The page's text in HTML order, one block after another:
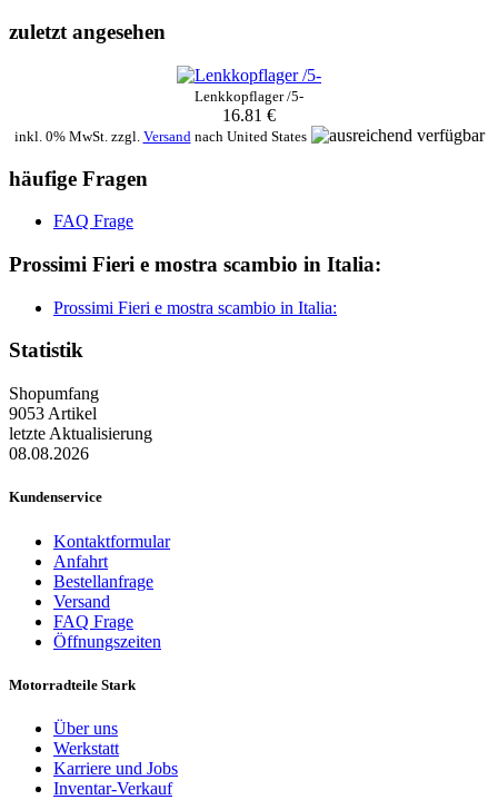
zuletzt angesehen
Lenkkopflager /5-
16.81 €
inkl. 0% MwSt. zzgl. Versand nach United States
häufige Fragen
FAQ Frage
Prossimi Fieri e mostra scambio in Italia:
Prossimi Fieri e mostra scambio in Italia:
Statistik
Shopumfang
9053 Artikel
letzte Aktualisierung
08.08.2026
Kundenservice
Kontaktformular
Anfahrt
Bestellanfrage
Versand
FAQ Frage
Öffnungszeiten
Motorradteile Stark
Über uns
Werkstatt
Karriere und Jobs
Inventar-Verkauf